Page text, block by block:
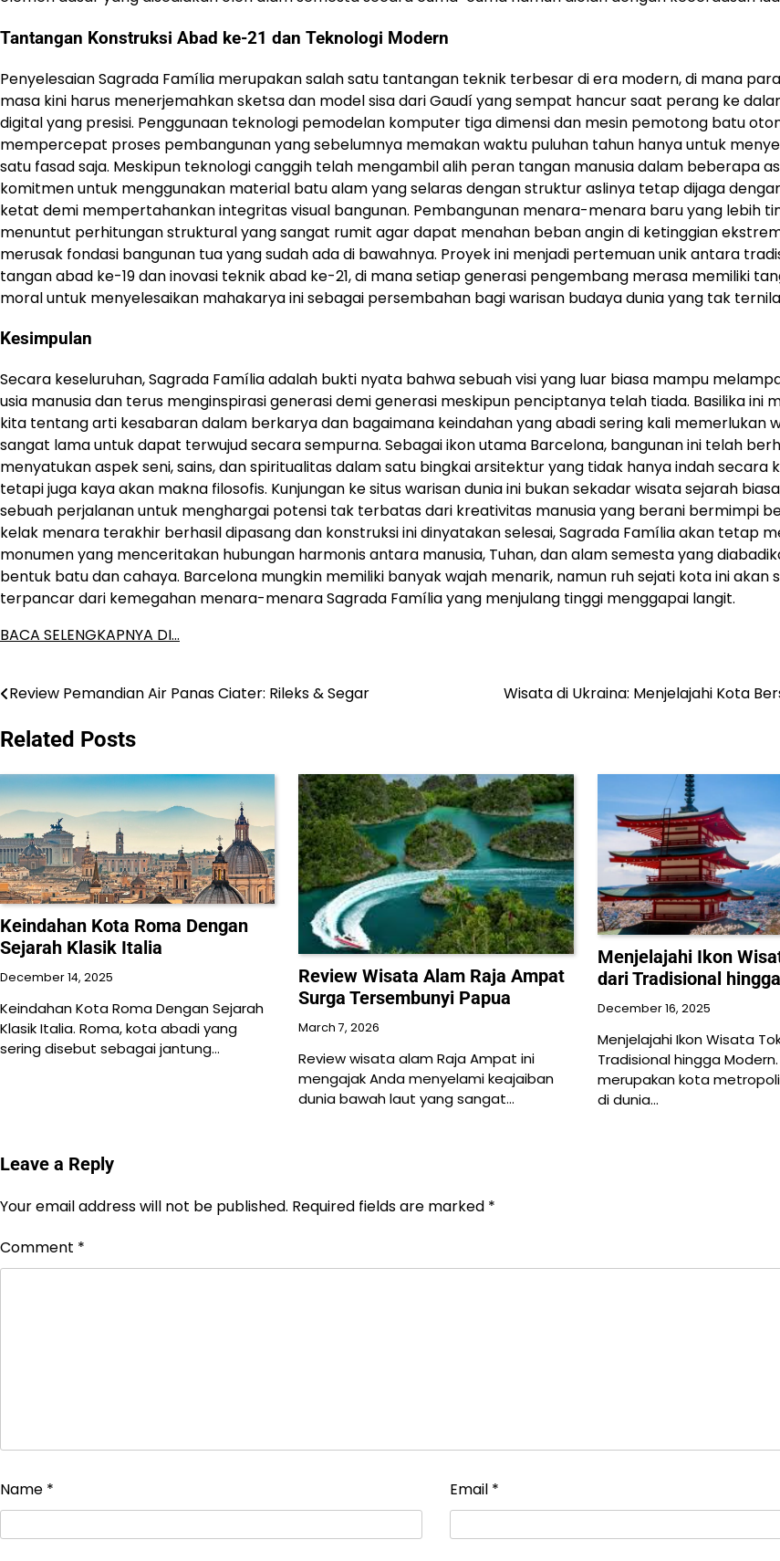
Tantangan Konstruksi Abad ke-21 dan Teknologi Modern
Penyelesaian Sagrada Família merupakan salah satu tantangan teknik terbesar di era modern, di mana
masa kini harus menerjemahkan sketsa dan model sisa dari Gaudí yang sempat hancur saat perang ke
digital yang presisi. Penggunaan teknologi pemodelan komputer tiga dimensi dan mesin pemotong batu
mempercepat proses pembangunan yang sebelumnya memakan waktu puluhan tahun hanya untuk
satu fasad saja. Meskipun teknologi canggih telah mengambil alih peran tangan manusia dalam beberapa
komitmen untuk menggunakan material batu alam yang selaras dengan struktur aslinya tetap dijaga
ketat demi mempertahankan integritas visual bangunan. Pembangunan menara-menara baru yang lebih
menuntut perhitungan struktural yang sangat rumit agar dapat menahan beban angin di ketinggian
merusak fondasi bangunan tua yang sudah ada di bawahnya. Proyek ini menjadi pertemuan unik antara
tangan abad ke-19 dan inovasi teknik abad ke-21, di mana setiap generasi pengembang merasa memiliki
moral untuk menyelesaikan mahakarya ini sebagai persembahan bagi warisan budaya dunia yang tak
Kesimpulan
Secara keseluruhan, Sagrada Família adalah bukti nyata bahwa sebuah visi yang luar biasa mampu
usia manusia dan terus menginspirasi generasi demi generasi meskipun penciptanya telah tiada. Basilika ini
kita tentang arti kesabaran dalam berkarya dan bagaimana keindahan yang abadi sering kali memerlukan
sangat lama untuk dapat terwujud secara sempurna. Sebagai ikon utama Barcelona, bangunan ini telah
menyatukan aspek seni, sains, dan spiritualitas dalam satu bingkai arsitektur yang tidak hanya indah secara
tetapi juga kaya akan makna filosofis. Kunjungan ke situs warisan dunia ini bukan sekadar wisata sejarah
sebuah perjalanan untuk menghargai potensi tak terbatas dari kreativitas manusia yang berani bermimpi
kelak menara terakhir berhasil dipasang dan konstruksi ini dinyatakan selesai, Sagrada Família akan tetap
monumen yang menceritakan hubungan harmonis antara manusia, Tuhan, dan alam semesta yang
bentuk batu dan cahaya. Barcelona mungkin memiliki banyak wajah menarik, namun ruh sejati kota ini akan
terpancar dari kemegahan menara-menara Sagrada Família yang menjulang tinggi menggapai langit.
BACA SELENGKAPNYA DI…
Post
navigation
Review Pemandian Air Panas Ciater: Rileks & Segar Wisata di Ukraina: Menjelajahi Kota
Related Posts
Keindahan Kota Roma Dengan
Sejarah Klasik Italia
December 14, 2025
Keindahan Kota Roma Dengan Sejarah
Klasik Italia. Roma, kota abadi yang
sering disebut sebagai jantung…
Review Wisata Alam Raja Ampat
Surga Tersembunyi Papua
March 7, 2026
Review wisata alam Raja Ampat ini
mengajak Anda menyelami keajaiban
dunia bawah laut yang sangat…
Menjelajahi Ikon
dari Tradisional
December 16, 2025
Menjelajahi Ikon Wisata
Tradisional hingga
merupakan kota
di dunia…
Leave a Reply
Your email address will not be published. Required fields are marked *
Comment *
Name * Email *